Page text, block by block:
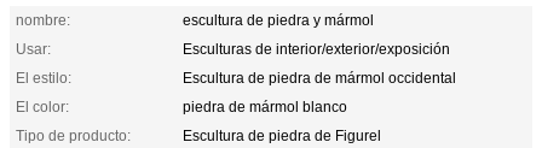
nombre:
escultura de piedra y mármol
Usar:
Esculturas de interior/exterior/exposición
El estilo:
Escultura de piedra de mármol occidental
El color:
piedra de mármol blanco
Tipo de producto:
Escultura de piedra de Figurel